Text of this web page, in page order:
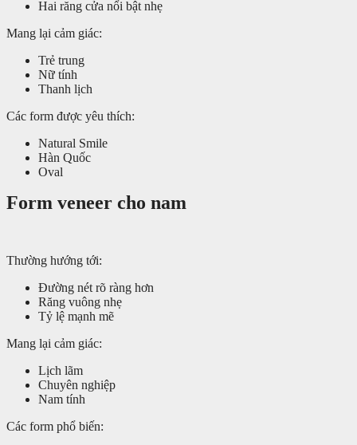
Hai răng cửa nổi bật nhẹ
Mang lại cảm giác:
Trẻ trung
Nữ tính
Thanh lịch
Các form được yêu thích:
Natural Smile
Hàn Quốc
Oval
Form veneer cho nam
Thường hướng tới:
Đường nét rõ ràng hơn
Răng vuông nhẹ
Tỷ lệ mạnh mẽ
Mang lại cảm giác:
Lịch lãm
Chuyên nghiệp
Nam tính
Các form phổ biến: